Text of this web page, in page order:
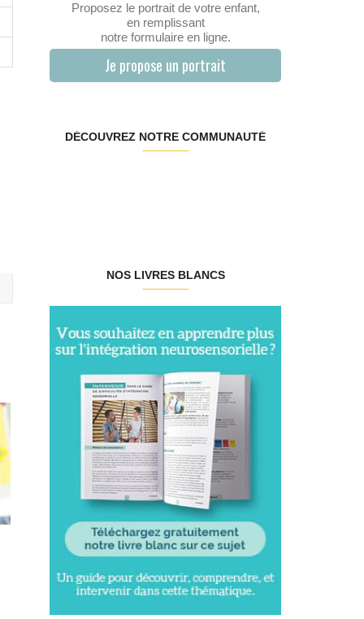
Proposez le portrait de votre enfant,
en remplissant
notre formulaire en ligne.
Je propose un portrait
DÉCOUVREZ NOTRE COMMUNAUTÉ
NOS LIVRES BLANCS